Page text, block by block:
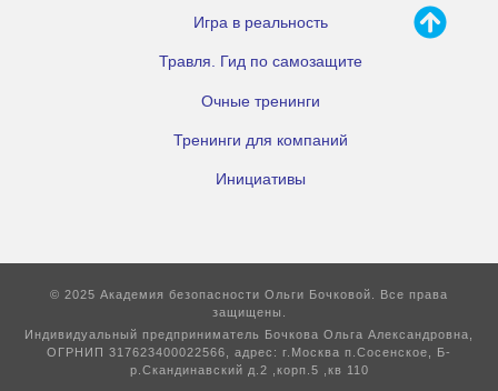
Игра в реальность
Травля. Гид по самозащите
Очные тренинги
Тренинги для компаний
Инициативы
© 2025 Академия безопасности Ольги Бочковой. Все права
защищены.
Индивидуальный предприниматель Бочкова Ольга Александровна,
ОГРНИП 317623400022566, адрес: г.Москва п.Сосенское, Б-
р.Скандинавский д.2 ,корп.5 ,кв 110